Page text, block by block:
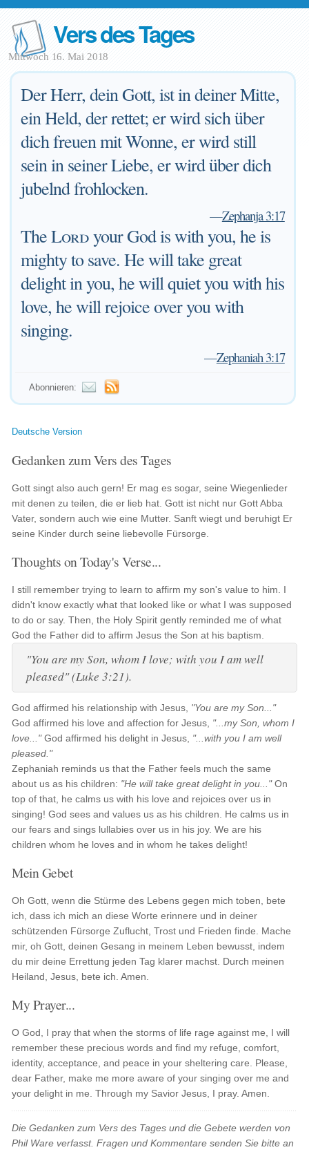
Vers des Tages
Mittwoch 16. Mai 2018
Der Herr, dein Gott, ist in deiner Mitte,
ein Held, der rettet; er wird sich über
dich freuen mit Wonne, er wird still
sein in seiner Liebe, er wird über dich
jubelnd frohlocken.
—Zephanja 3:17
TheLordyour God is with you, he is
mighty to save. He will take great
delight in you, he will quiet you with his
love, he will rejoice over you with
singing.
—Zephaniah 3:17
Abonnieren:
Deutsche Version
Gedanken zum Vers des Tages
Gott singt also auch gern! Er mag es sogar, seine Wiegenlieder
mit denen zu teilen, die er lieb hat. Gott ist nicht nur Gott Abba
Vater, sondern auch wie eine Mutter. Sanft wiegt und beruhigt Er
seine Kinder durch seine liebevolle Fürsorge.
Thoughts on Today's Verse...
I still remember trying to learn to affirm my son's value to him. I
didn't know exactly what that looked like or what I was supposed
to do or say. Then, the Holy Spirit gently reminded me of what
God the Father did to affirm Jesus the Son at his baptism.
"You are my Son, whom I love; with you I am well
pleased" (Luke 3:21).
God affirmed his relationship with Jesus, "You are my Son..."
God affirmed his love and affection for Jesus, "...my Son, whom I
love..."God affirmed his delight in Jesus, "...with you I am well
pleased."
Zephaniah reminds us that the Father feels much the same
about us as his children: "He will take great delight in you..."On
top of that, he calms us with his love and rejoices over us in
singing! God sees and values us as his children. He calms us in
our fears and sings lullabies over us in his joy. We are his
children whom he loves and in whom he takes delight!
Mein Gebet
Oh Gott, wenn die Stürme des Lebens gegen mich toben, bete
ich, dass ich mich an diese Worte erinnere und in deiner
schützenden Fürsorge Zuflucht, Trost und Frieden finde. Mache
mir, oh Gott, deinen Gesang in meinem Leben bewusst, indem
du mir deine Errettung jeden Tag klarer machst. Durch meinen
Heiland, Jesus, bete ich. Amen.
My Prayer...
O God, I pray that when the storms of life rage against me, I will
remember these precious words and find my refuge, comfort,
identity, acceptance, and peace in your sheltering care. Please,
dear Father, make me more aware of your singing over me and
your delight in me. Through my Savior Jesus, I pray. Amen.
Die Gedanken zum Vers des Tages und die Gebete werden von
Phil Ware verfasst. Fragen und Kommentare senden Sie bitte an